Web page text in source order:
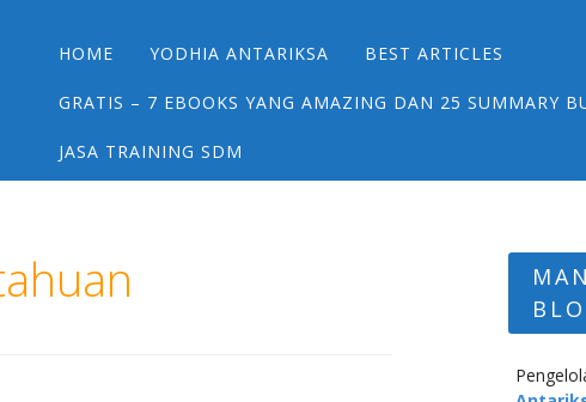
Main menu
Skip
content
HOME YODHIA ANTARIKSA BEST ARTICLES
GRATIS – 7 EBOOKS YANG AMAZING DAN 25 SUMMARY
JASA TRAINING SDM